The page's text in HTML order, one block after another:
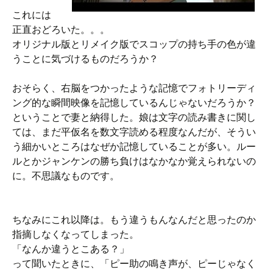
これには
正直おどろいた。。。
オリジナル版とリメイク版でスコップの持ち手の色が違
うことに気づけるものだろうか？
おそらく、右脳をつかったような記憶でフォトリーディ
ング的な瞬間映像を記憶しているんじゃないだろうか？
ということで妻と納得した。娘は文字の読み書きに関し
ては、まだ平仮名を数文字読める程度なんだが、そうい
う細かいところはなぜか記憶していることが多い。ルー
ルとかジャンケンの勝ち負けはなかなか覚えられないの
に。不思議なものです。
ちなみにこれ以降は。もう違うもんなんだと思ったのか
指摘しなくなってしまった。
「なんか違うとこある？」
って聞いたときに、「ピー助の鳴き声が、ピーじゃなく